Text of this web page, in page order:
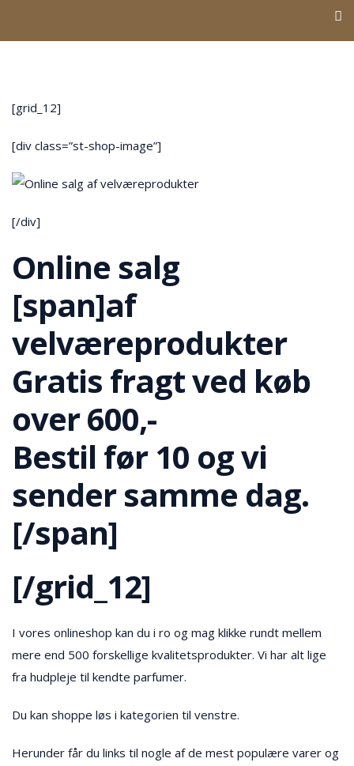
[grid_12]
[div class=”st-shop-image”]
[/div]
Online salg
[span]af
velværeprodukter
Gratis fragt ved køb
over 600,-
Bestil før 10 og vi
sender samme dag.
[/span]
[/grid_12]
I vores onlineshop kan du i ro og mag klikke rundt mellem
mere end 500 forskellige kvalitetsprodukter. Vi har alt lige
fra hudpleje til kendte parfumer.
Du kan shoppe løs i kategorien til venstre.
Herunder får du links til nogle af de mest populære varer og